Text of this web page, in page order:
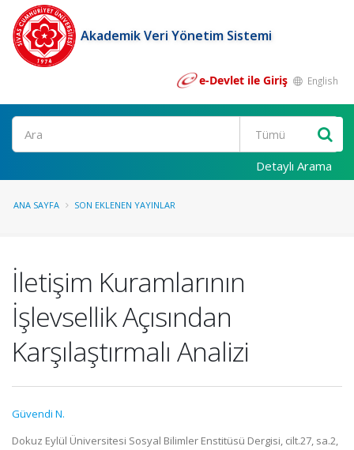
Akademik Veri Yönetim Sistemi
e-Devlet ile Giriş English
Ara
Detaylı Arama
ANA SAYFA SON EKLENEN YAYINLAR
İletişim Kuramlarının
İşlevsellik Açısından
Karşılaştırmalı Analizi
Güvendi N.
Dokuz Eylül Üniversitesi Sosyal Bilimler Enstitüsü Dergisi, cilt.27, sa.2,